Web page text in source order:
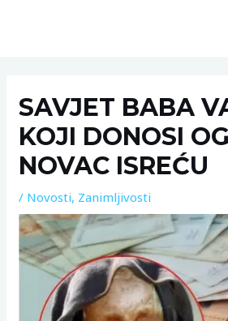
SAVJET BABA
KOJI DONOSI
NOVAC ISREĆU
/ Novosti, Zanimljivosti